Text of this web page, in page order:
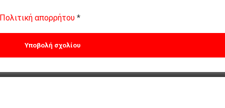
απορρήτου *